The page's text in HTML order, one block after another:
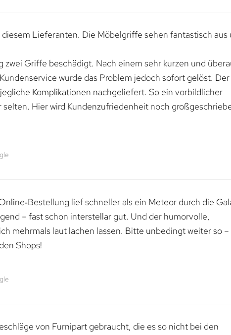
Lieferanten. Die Möbelgriffe sehen fantastisch aus
zwei Griffe beschädigt. Nach einem sehr kurzen und
wurde das Problem jedoch sofort gelöst. Der
Komplikationen nachgeliefert. So ein vorbildlicher
Hier wird Kundenzufriedenheit noch
lief schneller als ein Meteor durch die
– fast schon interstellar gut. Und der humorvolle,
mehrmals laut lachen lassen. Bitte unbedingt weiter so –
Shops!
von Furnipart gebraucht, die es so nicht bei den